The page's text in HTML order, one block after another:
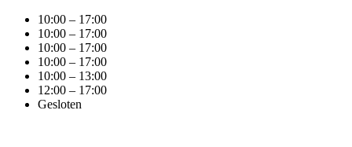
10:00 – 17:00
10:00 – 17:00
10:00 – 17:00
10:00 – 17:00
10:00 – 13:00
12:00 – 17:00
Gesloten